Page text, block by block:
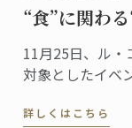
“食”に関わ
11月25日、ル・
対象としたイベ
プワークを通じ
詳しくはこちら